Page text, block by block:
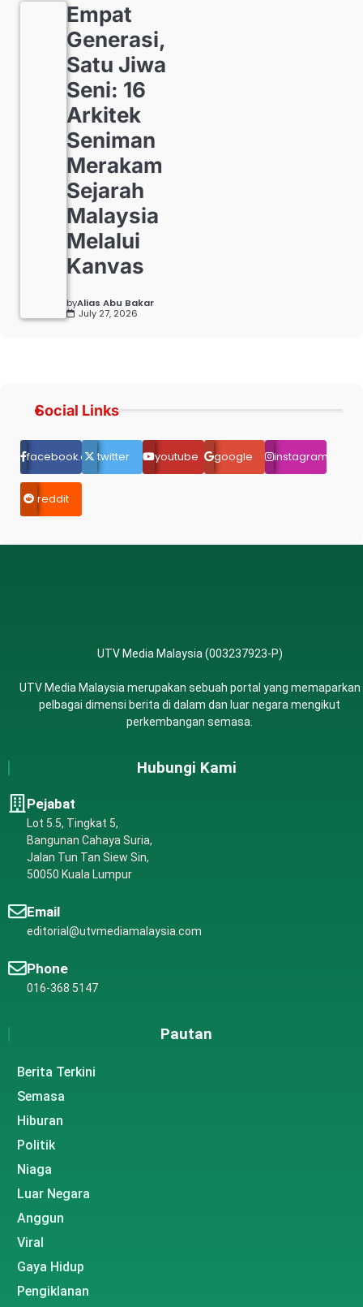
Empat
Generasi,
Satu Jiwa
Seni: 16
Arkitek
Seniman
Merakam
Sejarah
Malaysia
Melalui
Kanvas
byAlias Abu Bakar
July 27, 2026
Social Links
facebook.comtwitter youtube google instagram
reddit
UTV Media Malaysia (003237923-P)
UTV Media Malaysia merupakan sebuah portal yang memaparkan
pelbagai dimensi berita di dalam dan luar negara mengikut
perkembangan semasa.
Hubungi Kami
Pejabat
Lot 5.5, Tingkat 5,
Bangunan Cahaya Suria,
Jalan Tun Tan Siew Sin,
50050 Kuala Lumpur
Email
editorial@utvmediamalaysia.com
Phone
016-368 5147
Pautan
Berita Terkini
Semasa
Hiburan
Politik
Niaga
Luar Negara
Anggun
Viral
Gaya Hidup
Pengiklanan